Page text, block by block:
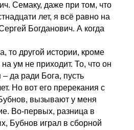
Семаку, даже при том, что
лет, я всё равно на
Богданович. А когда
то другой истории, кроме
ум не приходит. То, что он
да ради Бога, пусть
Но вот его пререкания с
вызывают у меня
Во-первых, разница в
Бубнов играл в сборной